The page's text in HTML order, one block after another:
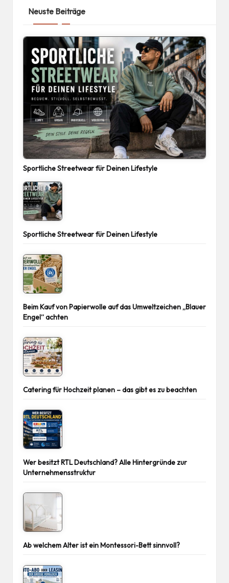
Neuste Beiträge
Sportliche Streetwear für Deinen Lifestyle
Sportliche Streetwear für Deinen Lifestyle
Beim Kauf von Papierwolle auf das Umweltzeichen „Blauer
Engel“ achten
Catering für Hochzeit planen – das gibt es zu beachten
Wer besitzt RTL Deutschland? Alle Hintergründe zur
Unternehmensstruktur
Ab welchem Alter ist ein Montessori-Bett sinnvoll?